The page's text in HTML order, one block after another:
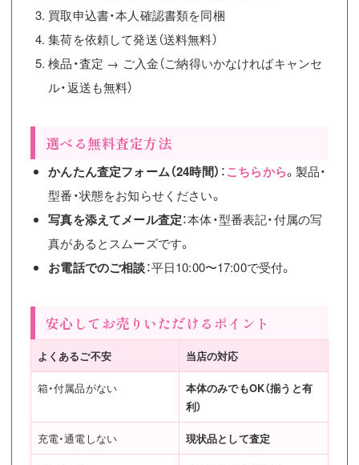
買取申込書・本人確認書類を同梱
集荷を依頼して発送（送料無料）
検品・査定 → ご入金（ご納得いかなければキャンセ
ル・返送も無料）
選べる無料査定方法
かんたん査定フォーム（24時間） ：こちらから。製品・
型番・状態をお知らせください。
写真を添えてメール査定：本体・型番表記・付属の写
真があるとスムーズです。
お電話でのご相談：平日10:00〜17:00で受付。
安心してお売りいただけるポイント
よくあるご不安 当店の対応
箱・付属品がない
本体のみでもOK（揃うと有
利）
充電・通電しない 現状品として査定